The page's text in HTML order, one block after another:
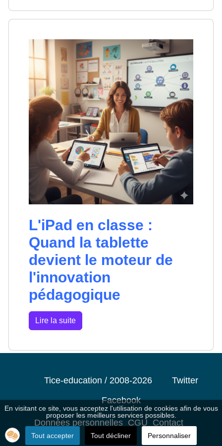
L'iPad en classe :
Quand la tablette
devient le moteur de
l'innovation
pédagogique
Lire la suite
Tice-education / 2008-2026
Twitter
Facebook
Données personnelles CGU Contact
En visitant ce site, vous acceptez l'utilisation de cookies afin de vous
proposer les meilleurs services possibles.
Tout accepter Tout décliner Personnaliser